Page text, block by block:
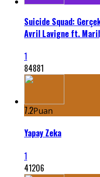
Suicide Squad:
Avril Lavigne ft.
1
84881
7.2Puan
Yapay Zeka
1
41206